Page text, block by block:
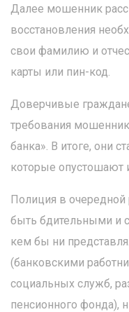
Далее мошенник
восстановления
свои фамилию и
карты или пин-код.
Доверчивые
требования
банка». В итоге, они
которые опустошают
Полиция в очередной
быть бдительными и
кем бы ни
(банковскими
социальных служб,
пенсионного фонда),